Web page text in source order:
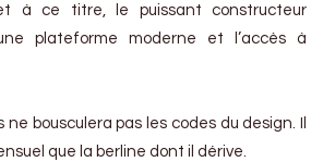
à ce titre, le puissant constructeur
plateforme moderne et l’accès à
ne bousculera pas les codes du design. Il
que la berline dont il dérive.